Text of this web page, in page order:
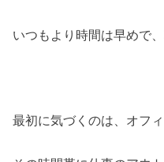
いつもより時間は早めで
最初に気づくのは、オフ